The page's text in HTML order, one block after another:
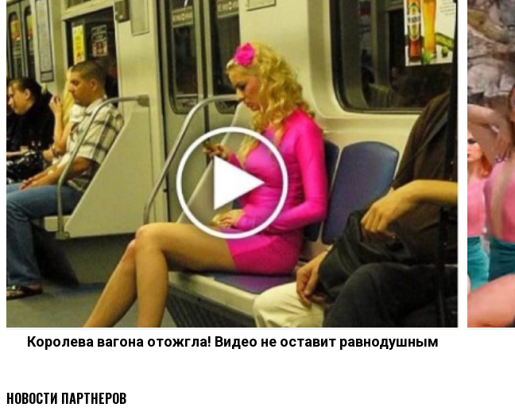
Королева вагона отожгла! Видео не оставит равнодушным
НОВОСТИ ПАРТНЕРОВ